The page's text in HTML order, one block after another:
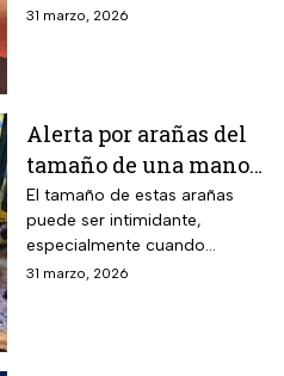
ciencia explica por qué ocurre
31 marzo, 2026
Alerta por arañas del
tamaño de una mano
que invaden EUA
El tamaño de estas arañas
puede ser intimidante,
especialmente cuando
aparecen cerca de viviendas,
31 marzo, 2026